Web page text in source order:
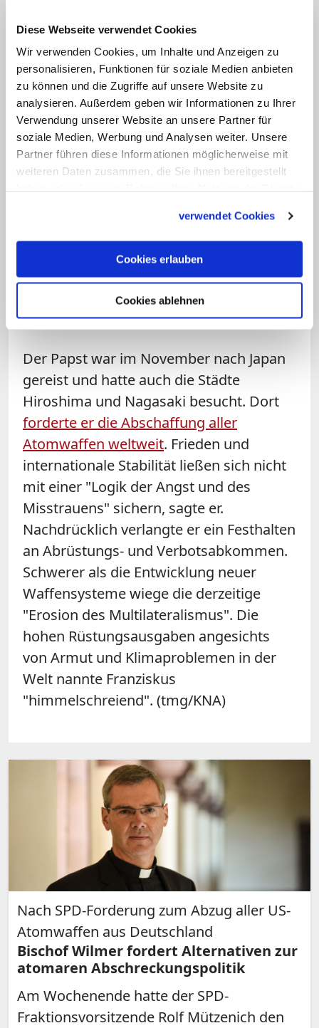
Diese Webseite verwendet Cookies
Wir verwenden Cookies, um Inhalte und Anzeigen zu
personalisieren, Funktionen für soziale Medien anbieten
zu können und die Zugriffe auf unsere Website zu
analysieren. Außerdem geben wir Informationen zu Ihrer
Verwendung unserer Website an unsere Partner für
soziale Medien, Werbung und Analysen weiter. Unsere
Partner führen diese Informationen möglicherweise mit
weiteren Daten zusammen, die Sie ihnen bereitgestellt
verwendet Cookies
Cookies erlauben
Cookies ablehnen
immer klar gewesen sei, dass der Einsatz
ethisch nicht zu rechtfertigen sei. In
jüngerer Zeit hätten sich in beiden
Kirchen die Stimmen gemehrt, dass der
Einsatz von Atomwaffen und die nukleare
Abschreckungsstrategie als "Mittel der
politischen Interessensdurchsetzung"
auf jüngste Äußerungen von Papst
Friedensdenkschrift von 2007 fordern
Wilmer und Brahms, dass das politische
Ziel "Global Zero" sein müsse: eine Welt
ohne Atomwaffen.
Der Papst war im November nach Japan
gereist und hatte auch die Städte
Hiroshima und Nagasaki besucht. Dort
forderte er die Abschaffung aller
Atomwaffen weltweit. Frieden und
internationale Stabilität ließen sich nicht
mit einer "Logik der Angst und des
Misstrauens" sichern, sagte er.
Nachdrücklich verlangte er ein Festhalten
an Abrüstungs- und Verbotsabkommen.
Schwerer als die Entwicklung neuer
Waffensysteme wiege die derzeitige
"Erosion des Multilateralismus". Die
hohen Rüstungsausgaben angesichts
von Armut und Klimaproblemen in der
Welt nannte Franziskus
"himmelschreiend". (tmg/KNA)
Nach SPD-Forderung zum Abzug aller US-
Atomwaffen aus Deutschland
Bischof Wilmer fordert Alternativen zur
atomaren Abschreckungspolitik
Am Wochenende hatte der SPD-
Fraktionsvorsitzende Rolf Mützenich den